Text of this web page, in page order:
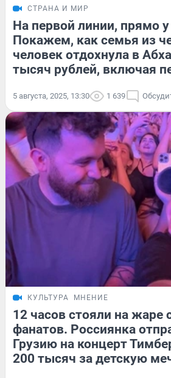
СТРАНА И МИР
На первой линии, прямо
Покажем, как семья из
человек отдохнула в
тысяч рублей, включая
5 августа, 2025, 13:30 1 639
КУЛЬТУРА МНЕНИЕ
12 часов стояли на жаре
фанатов. Россиянка
Грузию на концерт
200 тысяч за детскую